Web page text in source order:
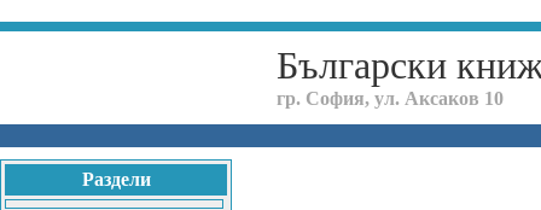
Български
гр. София, ул. Аксаков 10
Раздели